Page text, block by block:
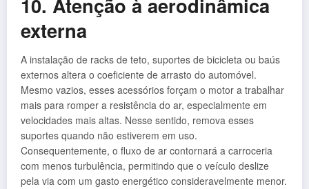
externa
A instalação de racks de teto, suportes de bicicleta ou baús
externos altera o coeficiente de arrasto do automóvel.
Mesmo vazios, esses acessórios forçam o motor a trabalhar
mais para romper a resistência do ar, especialmente em
velocidades mais altas. Nesse sentido, remova esses
suportes quando não estiverem em uso.
Consequentemente, o fluxo de ar contornará a carroceria
com menos turbulência, permitindo que o veículo deslize
pela via com um gasto energético consideravelmente menor.